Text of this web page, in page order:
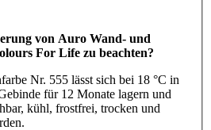
von Auro Wand- und
For Life zu beachten?
Nr. 555 lässt sich bei 18 °C in
für 12 Monate lagern und
kühl, frostfrei, trocken und